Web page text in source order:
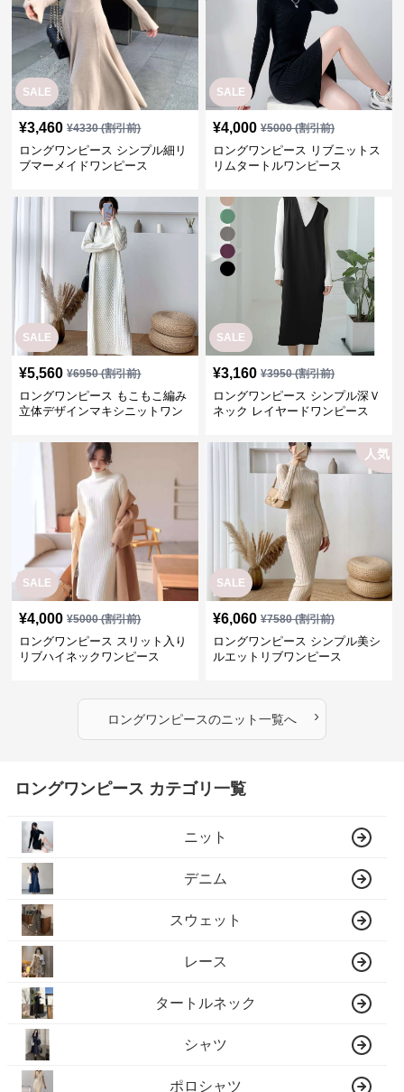
SALE
¥3,460 ¥4330(割引前)
ロングワンピース シンプル細リ
ブマーメイドワンピース
SALE
¥4,000 ¥5000(割引前)
ロングワンピース リブニットス
リムタートルワンピース
SALE
¥5,560 ¥6950(割引前)
ロングワンピース もこもこ編み
立体デザインマキシニットワン
SALE
¥3,160 ¥3950(割引前)
ロングワンピース シンプル深Ｖ
ネック レイヤードワンピース
SALE
¥4,000 ¥5000(割引前)
ロングワンピース スリット入り
リブハイネックワンピース
SALE
人気
¥6,060 ¥7580(割引前)
ロングワンピース シンプル美シ
ルエットリブワンピース
ロングワンピースのニット一覧へ ›
ロングワンピース カテゴリ一覧
ニット
デニム
スウェット
レース
タートルネック
シャツ
ポロシャツ